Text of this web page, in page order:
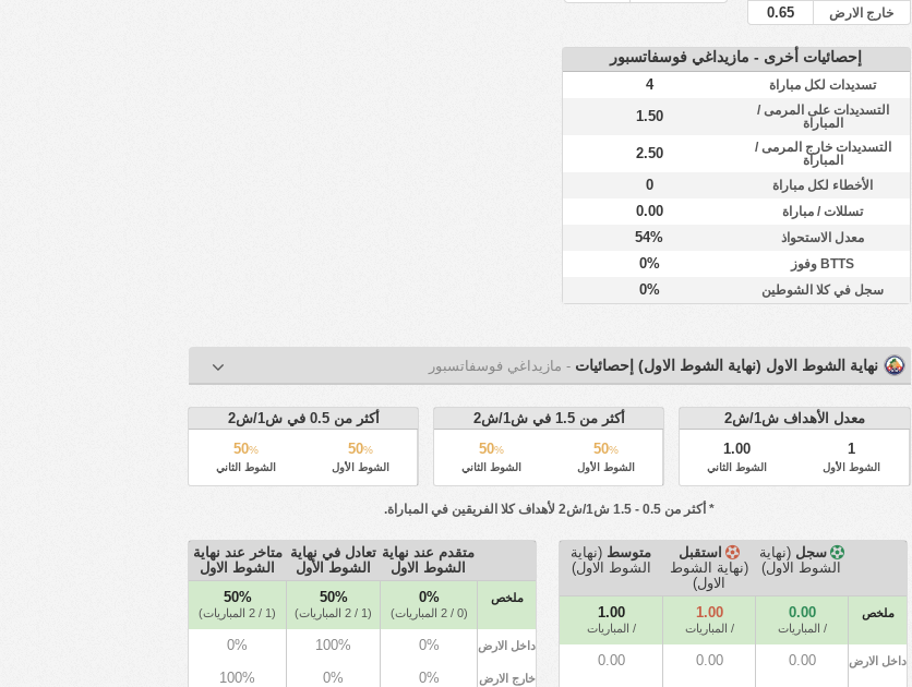
خارج الارض 0.65
إحصائيات أخرى - مازيداغي فوسفاتسبور
تسديدات لكل مباراة 4
التسديدات على المرمى /
المباراة
1.50
التسديدات خارج المرمى /
المباراة
2.50
الأخطاء لكل مباراة 0
تسللات / مباراة 0.00
معدل الاستحواذ 54%
BTTS وفوز 0%
سجل في كلا الشوطين 0%
نهاية الشوط الاول (نهاية الشوط الاول) إحصائيات - مازيداغي فوسفاتسبور
معدل الأهداف ش1/ش2
1
الشوط الأول
1.00
الشوط الثاني
أكثر من 1.5 في ش1/ش2
50%
الشوط الأول
50%
الشوط الثاني
أكثر من 0.5 في ش1/ش2
50%
الشوط الأول
50%
الشوط الثاني
* أكثر من 0.5 - 1.5 ش1/ش2 لأهداف كلا الفريقين في المباراة.
متقدم عند نهاية
الشوط الاول
تعادل في نهاية
الشوط الأول
متاخر عند نهاية
الشوط الاول
ملخص 0%
(0 / 2 المباريات)
50%
(1 / 2 المباريات)
50%
(1 / 2 المباريات)
داخل الارض 0%
100%
0%
خارج الارض 0%
0%
100%
سجل (نهاية
الشوط الاول)
استقبل
(نهاية الشوط
الاول)
متوسط (نهاية
الشوط الاول)
ملخص 0.00
/ المباريات
1.00
/ المباريات
1.00
/ المباريات
داخل الارض 0.00
0.00
0.00